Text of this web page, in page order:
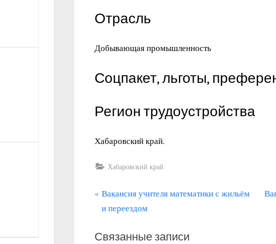
Отрасль
Добывающая промышленность
Соцпакет, льготы,
Регион трудоустройства
Хабаровский край.
Хабаровский край
Навигация
по
записям
П
р
д
Вакансия учителя математики с жильём
и переездом
С
Связанные записи